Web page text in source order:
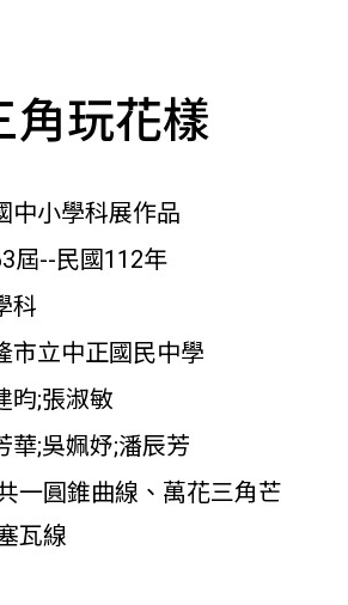
角玩花樣
中小學科展作品
屆--民國112年
科
市立中正國民中學
昀;張淑敏
華;吳姵妤;潘辰芳
一圓錐曲線、萬花三角芒
瓦線